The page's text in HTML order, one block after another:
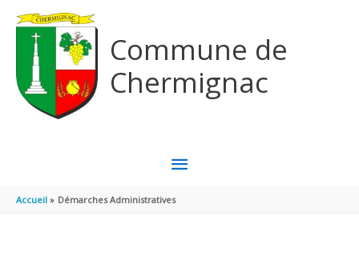
Commune de
Chermignac
MENU
PRINCIPAL
Accueil Démarches Administratives